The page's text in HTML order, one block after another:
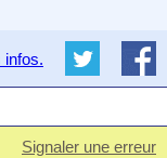
infos.
Signaler une erreur